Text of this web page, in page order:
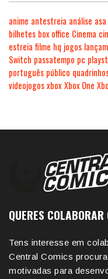
anime antestreia análise asa
bilhetes box office Cinema
estreia filme hq jogos
Switch passatempo pc
português público
videojogosxboxXbox One
QUERES
Tens interesse em
Central Comics
motivadas para